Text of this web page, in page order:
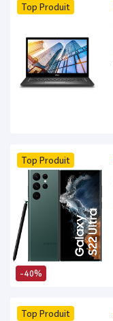
Top Produit
-40%
Top Produit
Top Produit